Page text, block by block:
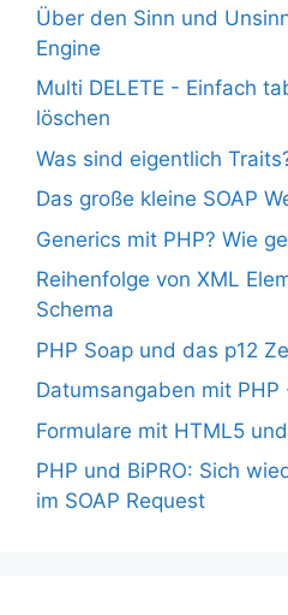
Über den Sinn und
Engine
Multi DELETE - Einfach
löschen
Was sind eigentlich
Das große kleine SOAP
Generics mit PHP? Wie
Reihenfolge von XML
Schema
PHP Soap und das p12
Datumsangaben mit PHP
Formulare mit HTML5
PHP und BiPRO: Sich
im SOAP Request